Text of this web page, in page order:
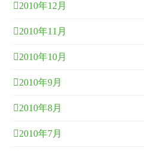
2010年12月
2010年11月
2010年10月
2010年9月
2010年8月
2010年7月